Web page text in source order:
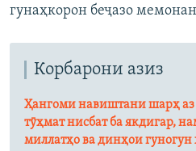
гунаҳкорон беҷазо
Корбарони азиз
Ҳангоми навиштани шарҳ аз
тӯҳмат нисбат ба якдигар,
миллатҳо ва динҳои гуногун